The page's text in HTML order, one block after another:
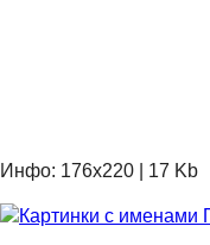
Инфо: 176х220 | 17 Kb